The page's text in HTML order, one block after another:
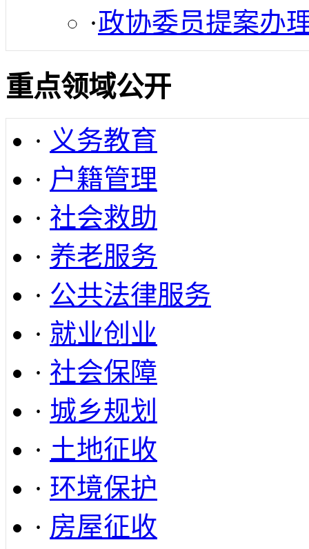
·政协委员提案办
重点领域公开
· 义务教育
· 户籍管理
· 社会救助
· 养老服务
· 公共法律服务
· 就业创业
· 社会保障
· 城乡规划
· 土地征收
· 环境保护
· 房屋征收